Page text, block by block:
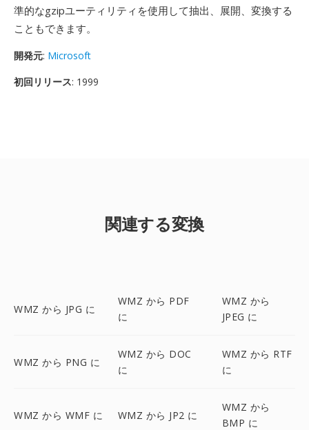
準的なgzipユーティリティを使用して抽出、展開、変換する
こともできます。
開発元: Microsoft
初回リリース: 1999
関連する変換
WMZ から JPG に
WMZ から PDF
に
WMZ から
JPEG に
WMZ から PNG に
WMZ から DOC
に
WMZ から RTF
に
WMZ から WMF に WMZ から JP2 に
WMZ から
BMP に